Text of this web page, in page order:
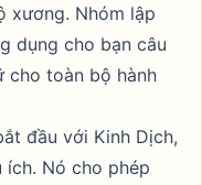
xương. Nhóm lập
dụng cho bạn câu
cho toàn bộ hành
đầu với Kinh Dịch,
ích. Nó cho phép